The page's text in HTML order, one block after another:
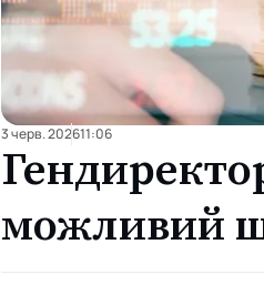
3 черв. 202611:06
можливий